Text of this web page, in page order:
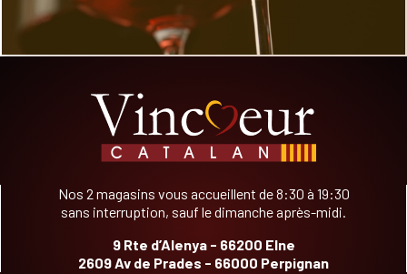
Nos 2 magasins vous accueillent de 8:30 à 19:30
sans interruption, sauf le dimanche après-midi.
9 Rte d’Alenya - 66200 Elne
2609 Av de Prades - 66000 Perpignan